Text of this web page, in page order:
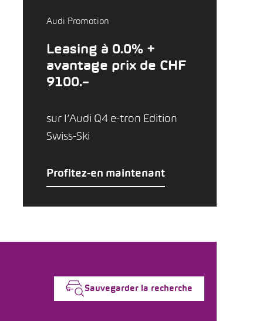
Sauvegarder la recherche
Audi Promotion
Leasing à 0.0% +
avantage prix de CHF
9100.–
sur l’Audi Q4 e-tron Edition
Swiss-Ski
Profitez-en maintenant